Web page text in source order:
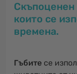
Скъпоценен
които се
времена.
Гъбите се